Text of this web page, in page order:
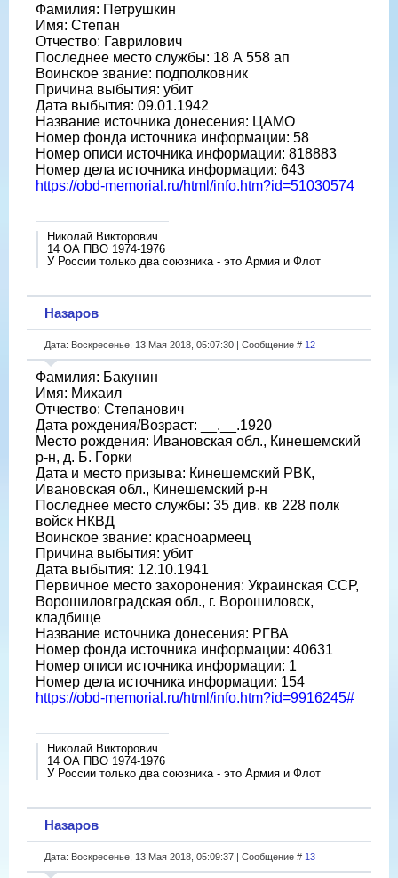
Фамилия: Петрушкин
Имя: Степан
Отчество: Гаврилович
Последнее место службы: 18 А 558 ап
Воинское звание: подполковник
Причина выбытия: убит
Дата выбытия: 09.01.1942
Название источника донесения: ЦАМО
Номер фонда источника информации: 58
Номер описи источника информации: 818883
Номер дела источника информации: 643
https://obd-memorial.ru/html/info.htm?id=51030574
Николай Викторович
14 ОА ПВО 1974-1976
У России только два союзника - это Армия и Флот
Назаров
Дата: Воскресенье, 13 Мая 2018, 05:07:30 | Сообщение # 12
Фамилия: Бакунин
Имя: Михаил
Отчество: Степанович
Дата рождения/Возраст: __.__.1920
Место рождения: Ивановская обл., Кинешемский
р-н, д. Б. Горки
Дата и место призыва: Кинешемский РВК,
Ивановская обл., Кинешемский р-н
Последнее место службы: 35 див. кв 228 полк
войск НКВД
Воинское звание: красноармеец
Причина выбытия: убит
Дата выбытия: 12.10.1941
Первичное место захоронения: Украинская ССР,
Ворошиловградская обл., г. Ворошиловск,
кладбище
Название источника донесения: РГВА
Номер фонда источника информации: 40631
Номер описи источника информации: 1
Номер дела источника информации: 154
https://obd-memorial.ru/html/info.htm?id=9916245#
Николай Викторович
14 ОА ПВО 1974-1976
У России только два союзника - это Армия и Флот
Назаров
Дата: Воскресенье, 13 Мая 2018, 05:09:37 | Сообщение # 13